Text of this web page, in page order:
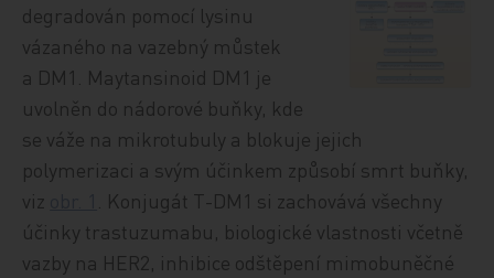
degradován pomocí lysinu
vázaného na vazebný můstek
a DM1. Maytansinoid DM1 je
uvolněn do nádorové buňky, kde
se váže na mikrotubuly a blokuje jejich
polymerizaci a svým účinkem způsobí smrt buňky,
viz
. Konjugát T-DM1 si zachovává všechny
účinky trastuzumabu, biologické vlastnosti včetně
vazby na HER2, inhibice odštěpení mimobuněčné